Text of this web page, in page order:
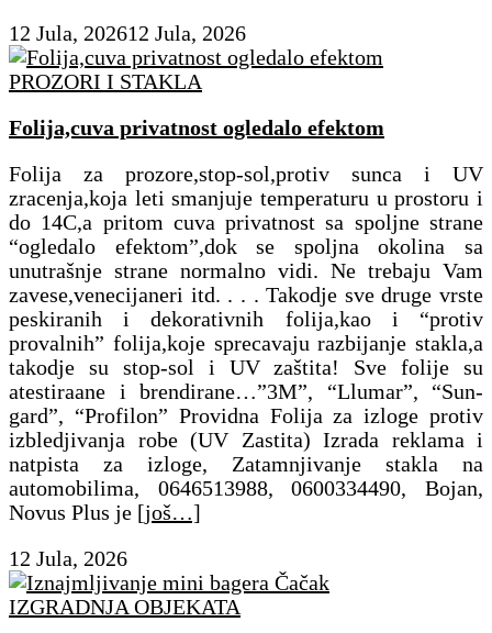
12 Jula, 202612 Jula, 2026
PROZORI I STAKLA
Folija,cuva privatnost ogledalo efektom
Folija za prozore,stop-sol,protiv sunca i UV
zracenja,koja leti smanjuje temperaturu u prostoru i
do 14C,a pritom cuva privatnost sa spoljne strane
“ogledalo efektom”,dok se spoljna okolina sa
unutrašnje strane normalno vidi. Ne trebaju Vam
zavese,venecijaneri itd. . . . Takodje sve druge vrste
peskiranih i dekorativnih folija,kao i “protiv
provalnih” folija,koje sprecavaju razbijanje stakla,a
takodje su stop-sol i UV zaštita! Sve folije su
atestiraane i brendirane…”3M”, “Llumar”, “Sun-
gard”, “Profilon” Providna Folija za izloge protiv
izbledjivanja robe (UV Zastita) Izrada reklama i
natpista za izloge, Zatamnjivanje stakla na
automobilima, 0646513988, 0600334490, Bojan,
Novus Plus je [još…]
12 Jula, 2026
IZGRADNJA OBJEKATA